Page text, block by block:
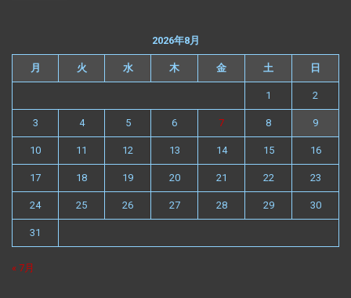
2026年8月
月 火 水 木 金 土 日
1 2
3 4 5 6 7 8 9
10 11 12 13 14 15 16
17 18 19 20 21 22 23
24 25 26 27 28 29 30
31
« 7月